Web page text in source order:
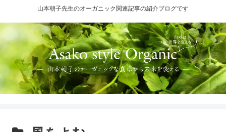
山本朝子先生のオーガニック関連記事の紹介ブログです